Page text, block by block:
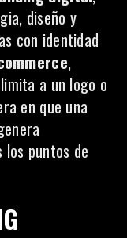
diseño y
con identidad
,
a un logo o
en que una
puntos de